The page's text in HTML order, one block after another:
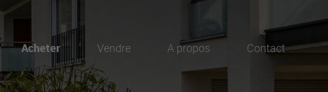
Acheter Vendre A propos Contact